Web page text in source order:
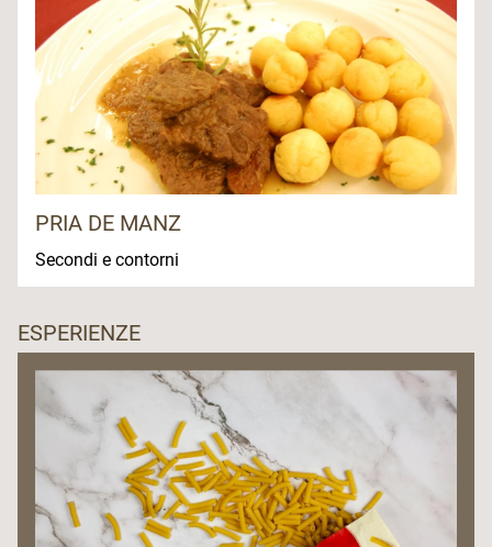
PRIA DE MANZ
Secondi e contorni
ESPERIENZE